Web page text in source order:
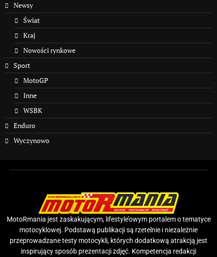
Newsy
Świat
Kraj
Nowości rynkowe
Sport
MotoGP
Inne
WSBK
Enduro
Wyczynowo
MotoRmania jest zaskakującym, lifestyle’owym portalem o tematyce
motocyklowej. Podstawą publikacji są rzetelnie i niezależnie
przeprowadzane testy motocykli, których dodatkową atrakcją jest
inspirujący sposób prezentacji zdjęć. Kompetencja redakcji